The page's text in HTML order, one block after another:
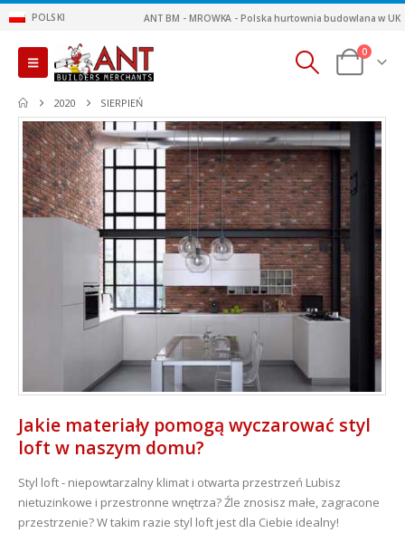
POLSKI ANT BM - MROWKA - Polska hurtownia budowlana w UK
0
2020 SIERPIEŃ
Jakie materiały pomogą wyczarować styl
loft w naszym domu?
Styl loft - niepowtarzalny klimat i otwarta przestrzeń Lubisz
nietuzinkowe i przestronne wnętrza? Źle znosisz małe, zagracone
przestrzenie? W takim razie styl loft jest dla Ciebie idealny!